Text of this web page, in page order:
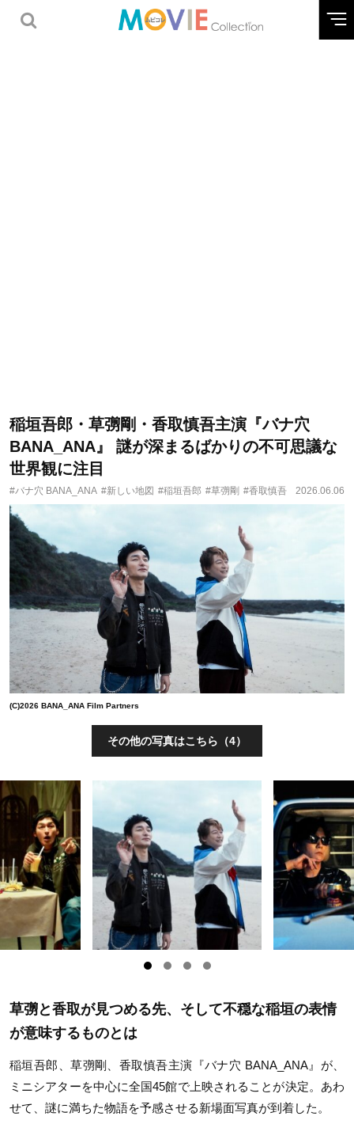
稲垣吾郎・草彅剛・香取慎吾主演『バナ穴
BANA_ANA』 謎が深まるばかりの不可思議な
世界観に注目
#バナ穴 BANA_ANA #新しい地図 #稲垣吾郎 #草彅剛 #香取慎吾 2026.06.06
(C)2026 BANA_ANA Film Partners
その他の写真はこちら（4）
草彅と香取が見つめる先、そして不穏な稲垣の表情
が意味するものとは
稲垣吾郎、草彅剛、香取慎吾主演『バナ穴 BANA_ANA』が、
ミニシアターを中心に全国45館で上映されることが決定。あわ
せて、謎に満ちた物語を予感させる新場面写真が到着した。